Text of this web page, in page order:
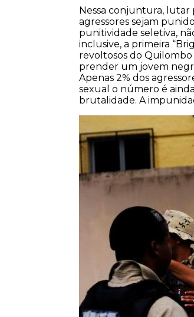
Nessa conjuntura,
agressores sejam
punitividade seletiva,
inclusive, a primeira
revoltosos do
prender um jovem
Apenas 2% dos
sexual o número é
brutalidade. A